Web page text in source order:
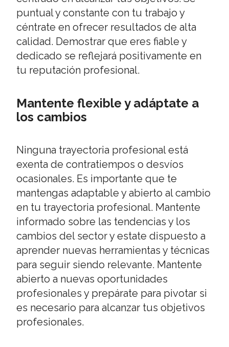
puntual y constante con tu trabajo y
céntrate en ofrecer resultados de alta
calidad. Demostrar que eres fiable y
dedicado se reflejará positivamente en
tu reputación profesional.
Mantente flexible y adáptate a
los cambios
Ninguna trayectoria profesional está
exenta de contratiempos o desvíos
ocasionales. Es importante que te
mantengas adaptable y abierto al cambio
en tu trayectoria profesional. Mantente
informado sobre las tendencias y los
cambios del sector y estate dispuesto a
aprender nuevas herramientas y técnicas
para seguir siendo relevante. Mantente
abierto a nuevas oportunidades
profesionales y prepárate para pivotar si
es necesario para alcanzar tus objetivos
profesionales.